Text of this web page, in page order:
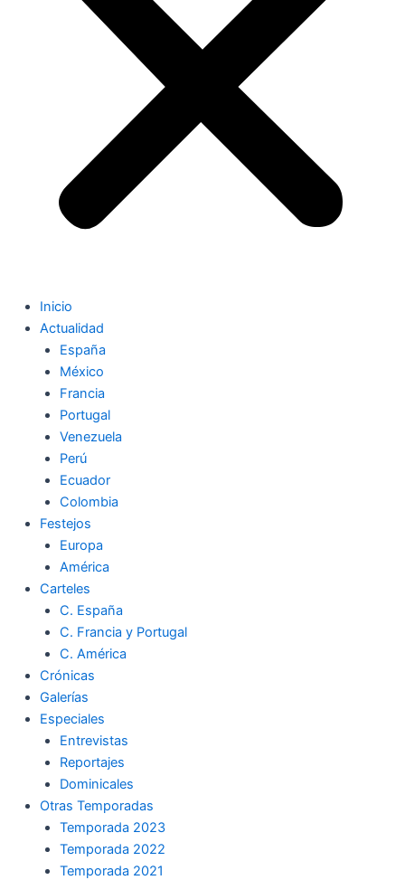
Inicio
Actualidad
España
México
Francia
Portugal
Venezuela
Perú
Ecuador
Colombia
Festejos
Europa
América
Carteles
C. España
C. Francia y Portugal
C. América
Crónicas
Galerías
Especiales
Entrevistas
Reportajes
Dominicales
Otras Temporadas
Temporada 2023
Temporada 2022
Temporada 2021